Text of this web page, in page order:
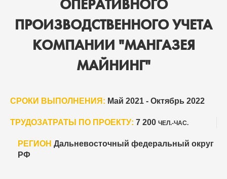
ОПЕРАТИВНОГО
ПРОИЗВОДСТВЕННОГО УЧЕТА
КОМПАНИИ "МАНГАЗЕЯ
МАЙНИНГ"
СРОКИ ВЫПОЛНЕНИЯ: Май 2021 - Октябрь 2022
ТРУДОЗАТРАТЫ ПО ПРОЕКТУ: 7 200 ЧЕЛ.-ЧАС.
РЕГИОН Дальневосточный федеральный округ
РФ